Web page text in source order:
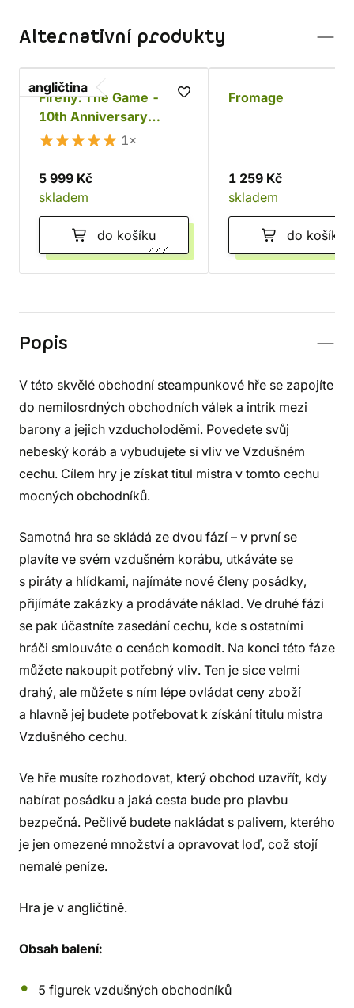
Alternativní produkty
angličtina
Firefly: The Game -
10th Anniversary
Collector's Edition
1×
5 999 Kč
skladem
do košíku
Fromage
1 259 Kč
skladem
do košíku
Popis
V této skvělé obchodní steampunkové hře se zapojíte
do nemilosrdných obchodních válek a intrik mezi
barony a jejich vzducholoděmi. Povedete svůj
nebeský koráb a vybudujete si vliv ve Vzdušném
cechu. Cílem hry je získat titul mistra v tomto cechu
mocných obchodníků.
Samotná hra se skládá ze dvou fází – v první se
plavíte ve svém vzdušném korábu, utkáváte se
s piráty a hlídkami, najímáte nové členy posádky,
přijímáte zakázky a prodáváte náklad. Ve druhé fázi
se pak účastníte zasedání cechu, kde s ostatními
hráči smlouváte o cenách komodit. Na konci této fáze
můžete nakoupit potřebný vliv. Ten je sice velmi
drahý, ale můžete s ním lépe ovládat ceny zboží
a hlavně jej budete potřebovat k získání titulu mistra
Vzdušného cechu.
Ve hře musíte rozhodovat, který obchod uzavřít, kdy
nabírat posádku a jaká cesta bude pro plavbu
bezpečná. Pečlivě budete nakládat s palivem, kterého
je jen omezené množství a opravovat loď, což stojí
nemalé peníze.
Hra je v angličtině.
Obsah balení:
5 figurek vzdušných obchodníků